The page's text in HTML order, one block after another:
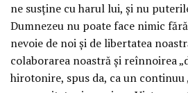
ne susține cu harul lui, și nu
Dumnezeu nu poate face nimic
nevoie de noi și de libertatea
colaborarea noastră și reînnoirea
hirotonire, spus da, ca un continuu